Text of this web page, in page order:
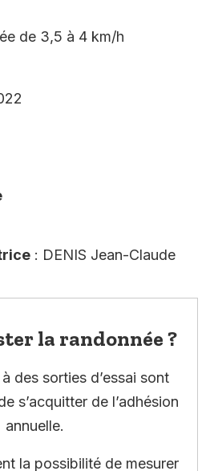
de 3,5 à 4 km/h
: DENIS Jean-Claude
la randonnée ?
des sorties d’essai sont
s’acquitter de l’adhésion
annuelle.
la possibilité de mesurer